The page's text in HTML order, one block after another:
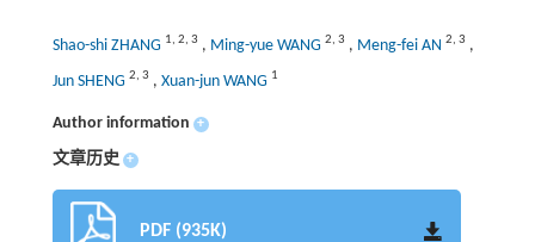
Shao-shi ZHANG 1, 2, 3 , Ming-yue WANG 2, 3 , Meng-fei AN 2, 3 ,
Jun SHENG 2, 3 , Xuan-jun WANG 1
Author information +
文章历史 +
PDF (935K)